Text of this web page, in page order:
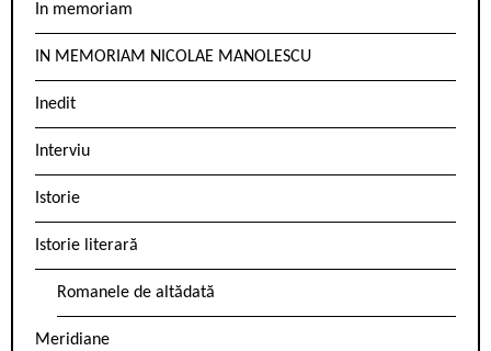
In memoriam
IN MEMORIAM NICOLAE MANOLESCU
Inedit
Interviu
Istorie
Istorie literară
Romanele de altădată
Meridiane